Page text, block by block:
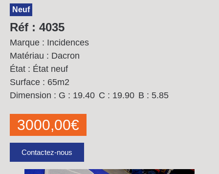
Neuf
Réf : 4035
Marque : Incidences
Matériau : Dacron
État : État neuf
Surface : 65m2
Dimension : G : 19.40 C : 19.90 B : 5.85
3000,00€
Contactez-nous